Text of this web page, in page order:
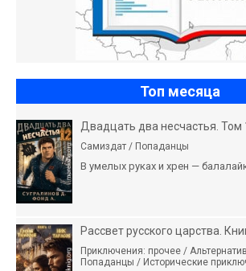
Топ месяца
Двадцать два несчастья. Том
Самиздат / Попаданцы
В умелых руках и хрен —
Рассвет русского царства.
Приключения: прочее /
Попаданцы / Исторические